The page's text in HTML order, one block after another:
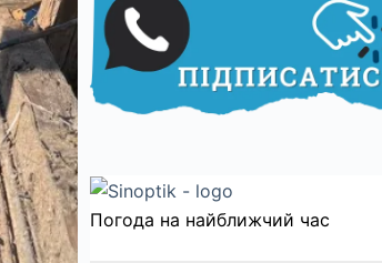
Погода на найближчий час